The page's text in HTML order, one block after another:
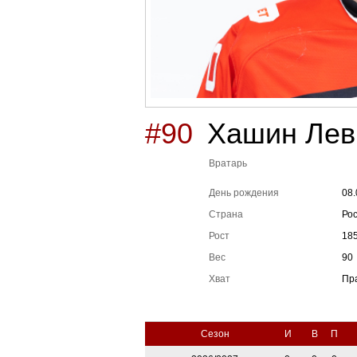
#90 Хашин Лев
Вратарь
День рождения
Страна
Рост
Вес
Хват
90
Сезон И В П